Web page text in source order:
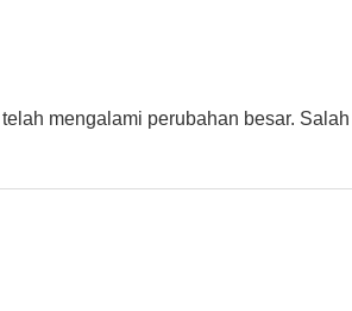
mengalami perubahan besar. Salah